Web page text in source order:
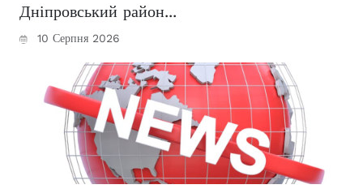
Дніпровський район...
10 Серпня 2026